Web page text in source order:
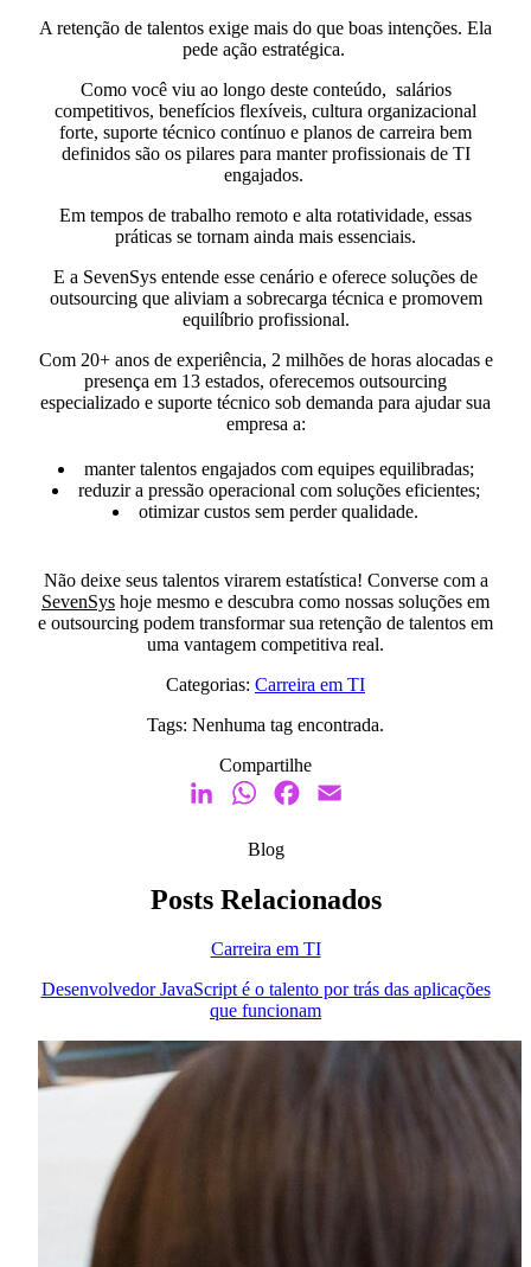
A retenção de talentos exige mais do que boas intenções. Ela
pede ação estratégica.
Como você viu ao longo deste conteúdo, salários
competitivos, benefícios flexíveis, cultura organizacional
forte, suporte técnico contínuo e planos de carreira bem
definidos são os pilares para manter profissionais de TI
engajados.
Em tempos de trabalho remoto e alta rotatividade, essas
práticas se tornam ainda mais essenciais.
E a SevenSys entende esse cenário e oferece soluções de
outsourcing que aliviam a sobrecarga técnica e promovem
equilíbrio profissional.
Com 20+ anos de experiência, 2 milhões de horas alocadas e
presença em 13 estados, oferecemos outsourcing
especializado e suporte técnico sob demanda para ajudar sua
empresa a:
manter talentos engajados com equipes equilibradas;
reduzir a pressão operacional com soluções eficientes;
otimizar custos sem perder qualidade.
Não deixe seus talentos virarem estatística! Converse com a
SevenSys hoje mesmo e descubra como nossas soluções em
e outsourcing podem transformar sua retenção de talentos em
uma vantagem competitiva real.
Categorias: Carreira em TI
Tags: Nenhuma tag encontrada.
Compartilhe
LinkedInWhatsAppFacebook
Blog
Posts Relacionados
Carreira em TI
Desenvolvedor JavaScript é o talento por trás das aplicações
que funcionam